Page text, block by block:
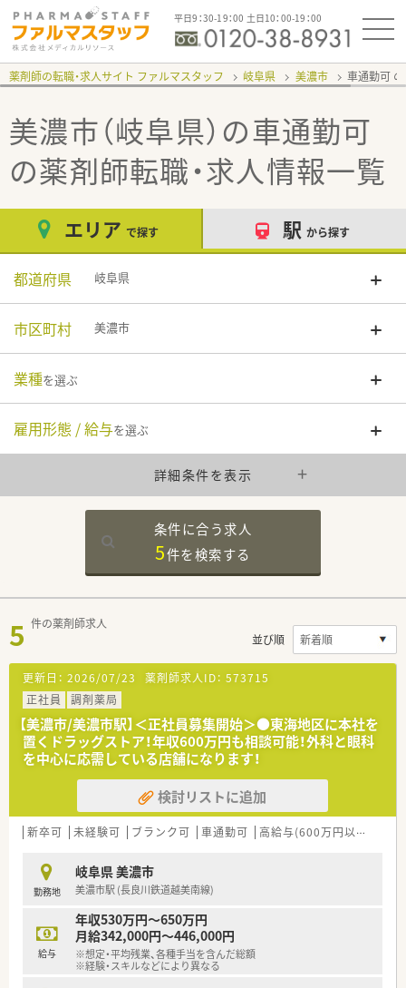
平日9：30-19：00 土日10：00-19：00
薬剤師の転職・求人サイト ファルマスタッフ 岐阜県 美濃市 車通勤可
美濃市（岐阜県）の車通勤可
の薬剤師転職・求人情報一覧
エリア で探す 駅 から探す
都道府県 岐阜県
市区町村 美濃市
業種を選ぶ
雇用形態 / 給与を選ぶ
詳細条件を表示
条件に合う求人
5件を検索する
5 件の薬剤師求人
並び順
更新日： 2026/07/23 薬剤師求人ID： 573715
正社員
調剤薬局
【美濃市/美濃市駅】＜正社員募集開始＞●東海地区に本社を
置くドラッグストア！年収600万円も相談可能！外科と眼科
を中心に応需している店舗になります！
検討リストに追加
新卒可 未経験可 ブランク可 車通勤可 高給与(600万円以上)
勤務地
岐阜県 美濃市
美濃市駅 (長良川鉄道越美南線)
給与
年収530万円～650万円
月給342,000円～446,000円
※想定・平均残業、各種手当を含んだ総額
※経験・スキルなどにより異なる